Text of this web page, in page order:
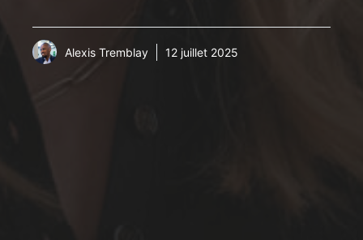
Alexis Tremblay 12 juillet 2025